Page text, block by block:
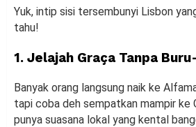
Yuk, intip sisi tersembunyi Lisbon
tahu!
1. Jelajah Graça Tanpa
Banyak orang langsung naik ke
tapi coba deh sempatkan mampir ke
punya suasana lokal yang kental